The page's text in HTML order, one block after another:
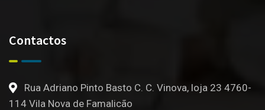
Contactos
Rua Adriano Pinto Basto C. C. Vinova, loja 23 4760-
114 Vila Nova de Famalicão